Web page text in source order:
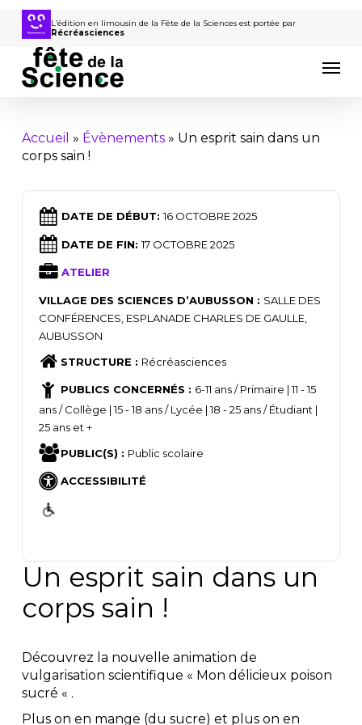
Passer
contenu
principal
L’édition en limousin de la Fête de la Sciences est portée par
Récréasciences
Accueil » Évènements» Un esprit sain dans un
corps sain !
DATE DE DÉBUT:16 OCTOBRE 2025
DATE DE FIN:17 OCTOBRE 2025
ATELIER
VILLAGE DES SCIENCES D’AUBUSSON : SALLE DES
CONFÉRENCES, ESPLANADE CHARLES DE GAULLE,
AUBUSSON
STRUCTURE : Récréasciences
PUBLICS CONCERNÉS : 6-11 ans / Primaire | 11 - 15
ans / Collège | 15 - 18 ans / Lycée | 18 - 25 ans / Étudiant |
25 ans et +
PUBLIC(S) : Public scolaire
ACCESSIBILITÉ
Un esprit sain dans un
corps sain !
Découvrez la nouvelle animation de
vulgarisation scientifique « Mon délicieux poison
sucré « .
Plus on en mange (du sucre) et plus on en